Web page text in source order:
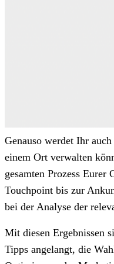
Genauso werdet Ihr
einem Ort verwalten
gesamten Prozess Eurer
Touchpoint bis zur
bei der Analyse der
Mit diesen Ergebnissen
Tipps angelangt, die